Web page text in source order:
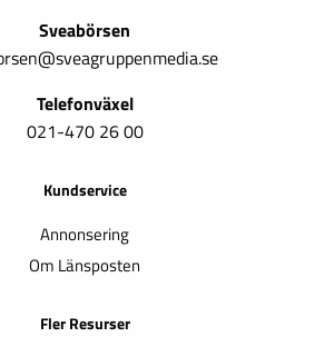
Sveabörsen
Telefonväxel
021-470 26 00
Kundservice
Annonsering
Om Länsposten
Fler Resurser